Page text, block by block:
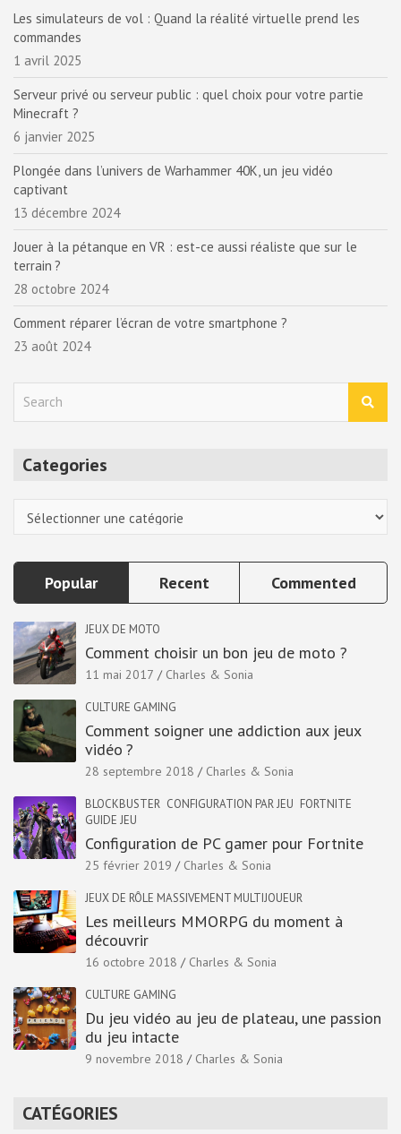
Les simulateurs de vol : Quand la réalité virtuelle prend les
commandes
1 avril 2025
Serveur privé ou serveur public : quel choix pour votre partie
Minecraft ?
6 janvier 2025
Plongée dans l’univers de Warhammer 40K, un jeu vidéo
captivant
13 décembre 2024
Jouer à la pétanque en VR : est-ce aussi réaliste que sur le
terrain ?
28 octobre 2024
Comment réparer l’écran de votre smartphone ?
23 août 2024
Categories
Popular Recent Commented
JEUX DE MOTO
Comment choisir un bon jeu de moto ?
11 mai 2017 Charles & Sonia
CULTURE GAMING
Comment soigner une addiction aux jeux
vidéo ?
28 septembre 2018 Charles & Sonia
BLOCKBUSTER CONFIGURATION PAR JEU FORTNITE
GUIDE JEU
Configuration de PC gamer pour Fortnite
25 février 2019 Charles & Sonia
JEUX DE RÔLE MASSIVEMENT MULTIJOUEUR
Les meilleurs MMORPG du moment à
découvrir
16 octobre 2018 Charles & Sonia
CULTURE GAMING
Du jeu vidéo au jeu de plateau, une passion
du jeu intacte
9 novembre 2018 Charles & Sonia
CATÉGORIES